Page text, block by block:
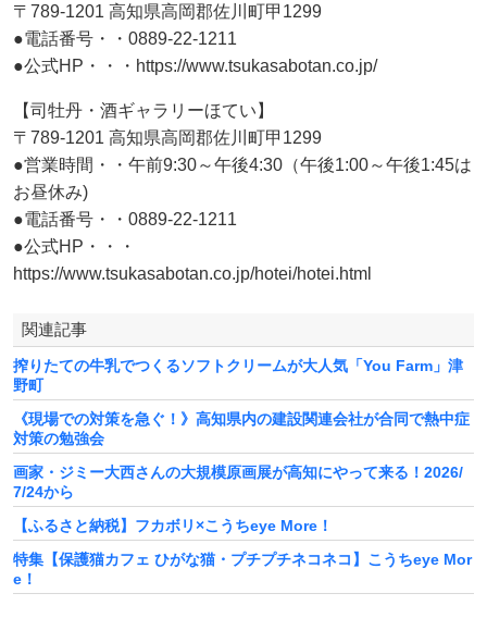
〒789-1201 高知県高岡郡佐川町甲1299
●電話番号・・0889-22-1211
●公式HP・・・https://www.tsukasabotan.co.jp/
【司牡丹・酒ギャラリーほてい】
〒789-1201 高知県高岡郡佐川町甲1299
●営業時間・・午前9:30～午後4:30（午後1:00～午後1:45は
お昼休み)
●電話番号・・0889-22-1211
●公式HP・・・
https://www.tsukasabotan.co.jp/hotei/hotei.html
関連記事
搾りたての牛乳でつくるソフトクリームが大人気「You Farm」津
野町
《現場での対策を急ぐ！》高知県内の建設関連会社が合同で熱中症
対策の勉強会
画家・ジミー大西さんの大規模原画展が高知にやって来る！2026/
7/24から
【ふるさと納税】フカボリ×こうちeye More！
特集【保護猫カフェ ひがな猫・プチプチネコネコ】こうちeye Mor
e！